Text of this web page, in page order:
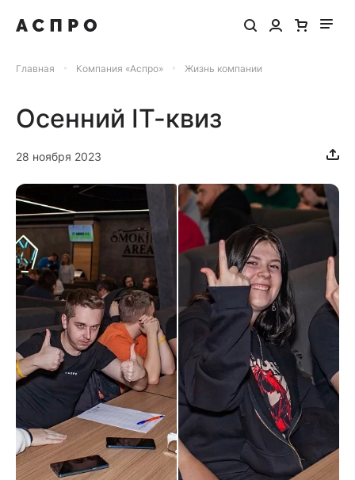
Главная Компания «Аспро» Жизнь компании
Осенний IT-квиз
28 ноября 2023